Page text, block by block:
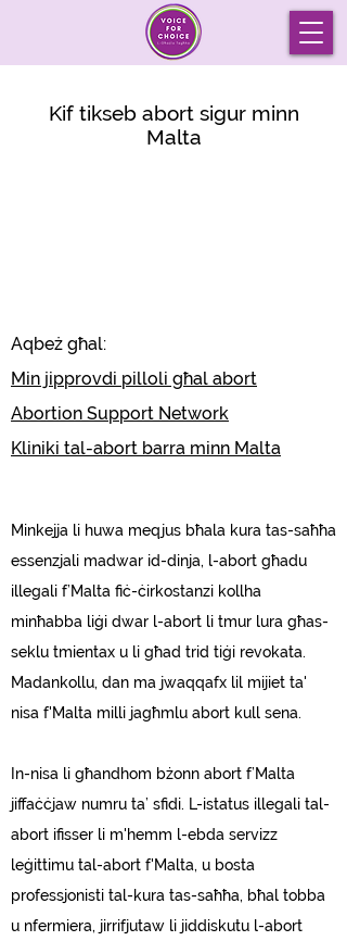
Kif tikseb abort sigur minn
Malta
Aqbeż għal:
Min jipprovdi pilloli għal abort
Abortion Support Network
Kliniki tal-abort barra minn Malta
Minkejja li huwa meqjus bħala kura tas-saħħa
essenzjali madwar id-dinja, l-abort għadu
illegali f’Malta fiċ-ċirkostanzi kollha
minħabba liġi dwar l-abort li tmur lura għas-
seklu tmientax u li għad trid tiġi revokata.
Madankollu, dan ma jwaqqafx lil mijiet ta'
nisa f'Malta milli jagħmlu abort kull sena.
In-nisa li għandhom bżonn abort f’Malta
jiffaċċjaw numru ta’ sfidi. L-istatus illegali tal-
abort ifisser li m'hemm l-ebda servizz
leġittimu tal-abort f'Malta, u bosta
professjonisti tal-kura tas-saħħa, bħal tobba
u nfermiera, jirrifjutaw li jiddiskutu l-abort